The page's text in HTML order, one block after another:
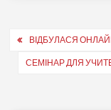
Навігація
записів
ВІДБУЛАСЯ
СЕМІНАР ДЛЯ